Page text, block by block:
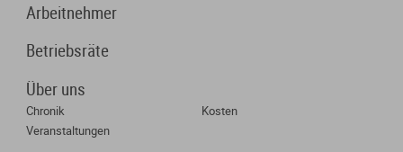
Arbeitnehmer
Betriebsräte
Über uns
Chronik
Kosten
Veranstaltungen